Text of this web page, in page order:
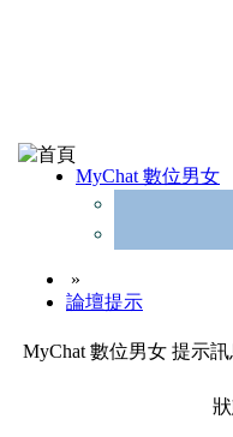
MyChat 數位男女
»
論壇提示
MyChat 數位男女 提示訊